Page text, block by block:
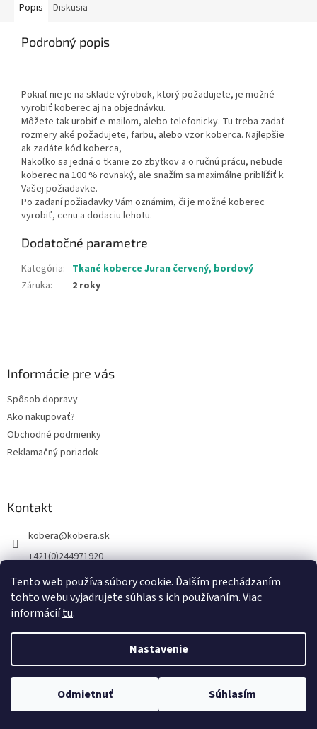
Tento web používa súbory cookie. Ďalším prechádzaním
tohto webu vyjadrujete súhlas s ich používaním. Viac
informáciítu.
Nastavenie
Odmietnuť Súhlasím
Výroba a predaj ručne tkaných kobercov -tradícia - kvalita- prírodné
Popis Diskusia
Podrobný popis
Pokiaľ nie je na sklade výrobok, ktorý požadujete, je možné
vyrobiť koberec aj na objednávku.
Môžete tak urobiť e-mailom, alebo telefonicky. Tu treba zadať
rozmery aké požadujete, farbu, alebo vzor koberca. Najlepšie
ak zadáte kód koberca,
Nakoľko sa jedná o tkanie zo zbytkov a o ručnú prácu, nebude
koberec na 100 % rovnaký, ale snažím sa maximálne priblížiť k
Vašej požiadavke.
Po zadaní požiadavky Vám oznámim, či je možné koberec
vyrobiť, cenu a dodaciu lehotu.
Dodatočné parametre
Kategória: Tkané koberce Juran červený, bordový
Záruka: 2 roky
Informácie pre vás
Spôsob dopravy
Ako nakupovať?
Obchodné podmienky
Reklamačný poriadok
Kontakt
kobera@kobera.sk
+421(0)244971920
+421(0)903256446
Copyright 2026KOBERA, ručne tkané koberce. Všetky práva